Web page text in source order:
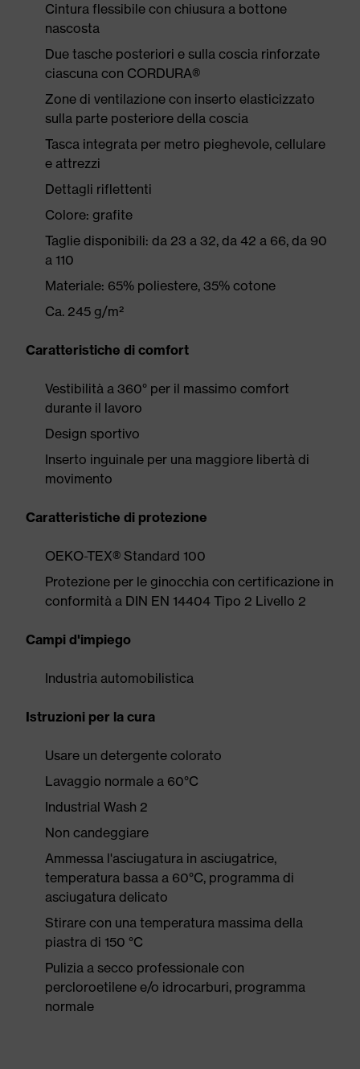
Cintura flessibile con chiusura a bottone
nascosta
Due tasche posteriori e sulla coscia rinforzate
ciascuna con CORDURA®
Zone di ventilazione con inserto elasticizzato
sulla parte posteriore della coscia
Tasca integrata per metro pieghevole, cellulare
e attrezzi
Dettagli riflettenti
Colore: grafite
Taglie disponibili: da 23 a 32, da 42 a 66, da 90
a 110
Materiale: 65% poliestere, 35% cotone
Ca. 245 g/m²
Caratteristiche di comfort
Vestibilità a 360° per il massimo comfort
durante il lavoro
Design sportivo
Inserto inguinale per una maggiore libertà di
movimento
Caratteristiche di protezione
OEKO-TEX® Standard 100
Protezione per le ginocchia con certificazione in
conformità a DIN EN 14404 Tipo 2 Livello 2
Campi d'impiego
Industria automobilistica
Istruzioni per la cura
Usare un detergente colorato
Lavaggio normale a 60°C
Industrial Wash 2
Non candeggiare
Ammessa l'asciugatura in asciugatrice,
temperatura bassa a 60°C, programma di
asciugatura delicato
Stirare con una temperatura massima della
piastra di 150 °C
Pulizia a secco professionale con
percloroetilene e/o idrocarburi, programma
normale